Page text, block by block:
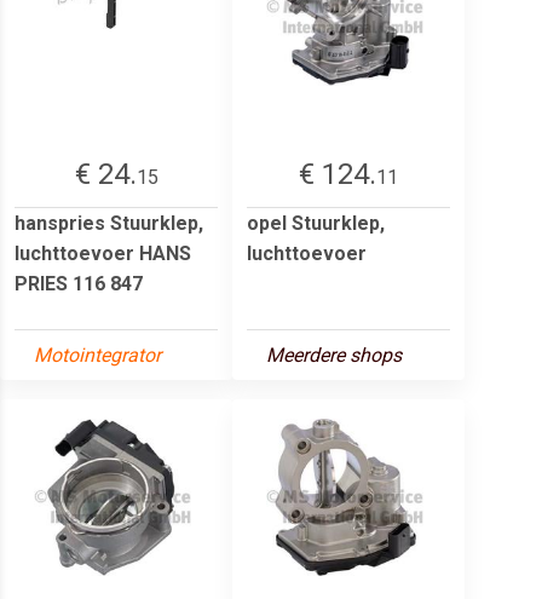
€ 24.15
hanspries Stuurklep,
luchttoevoer HANS
PRIES 116 847
Motointegrator
€ 124.11
opel Stuurklep,
luchttoevoer
Meerdere shops